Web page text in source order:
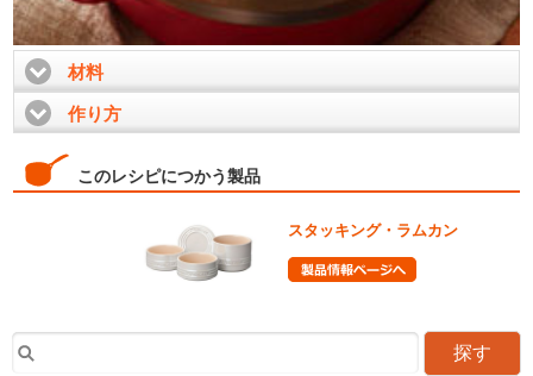
材料click to expand contents
作り方
このレシピにつかう製品
スタッキング・ラムカン
探す